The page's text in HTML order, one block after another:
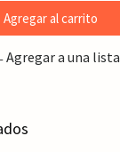
Agregar al carrito
Agregar a una lista